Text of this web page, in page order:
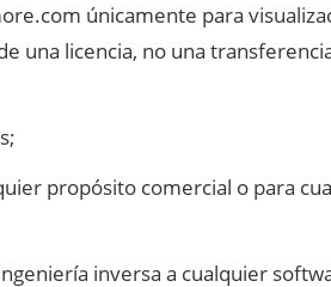
únicamente para
una licencia, no una
propósito comercial o para
inversa a cualquier